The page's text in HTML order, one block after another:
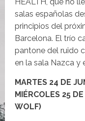
salas españolas
principios del
Barcelona. El trío
pantone del ruido
en la sala Nazca y
MARTES 24 DE
MIÉRCOLES 25
WOLF)